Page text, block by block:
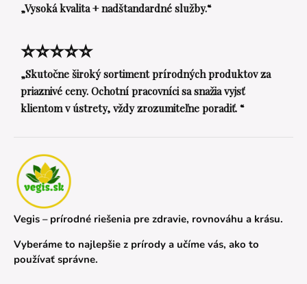
„Vysoká kvalita + nadštandardné služby.“
⭐⭐⭐⭐⭐
„Skutočne široký sortiment prírodných produktov za
priaznivé ceny. Ochotní pracovníci sa snažia vyjsť
klientom v ústrety, vždy zrozumiteľne poradiť. “
Vegis – prírodné riešenia pre zdravie, rovnováhu a krásu.
Vyberáme to najlepšie z prírody a učíme vás, ako to
používať správne.